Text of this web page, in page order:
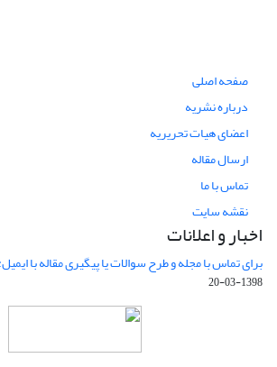
صفحه اصلی
درباره نشریه
اعضای هیات تحریریه
ارسال مقاله
تماس با ما
نقشه سایت
اخبار و اعلانات
برای تماس با مجله و طرح سوالات یا پیگیری مقاله با ایمیل: japr@ut.ac.ir با ...
1398-03-20